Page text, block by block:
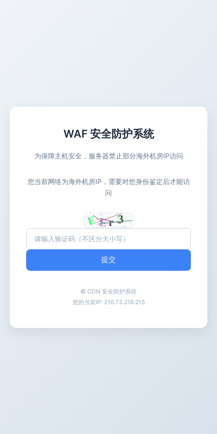
WAF 安全防护系统
为保障主机安全，服务器禁止部分海外机房IP访问
您当前网络为海外机房IP，需要对您身份鉴定后才能访
问
提交
© CDN 安全防护系统
您的当前IP: 216.73.216.215